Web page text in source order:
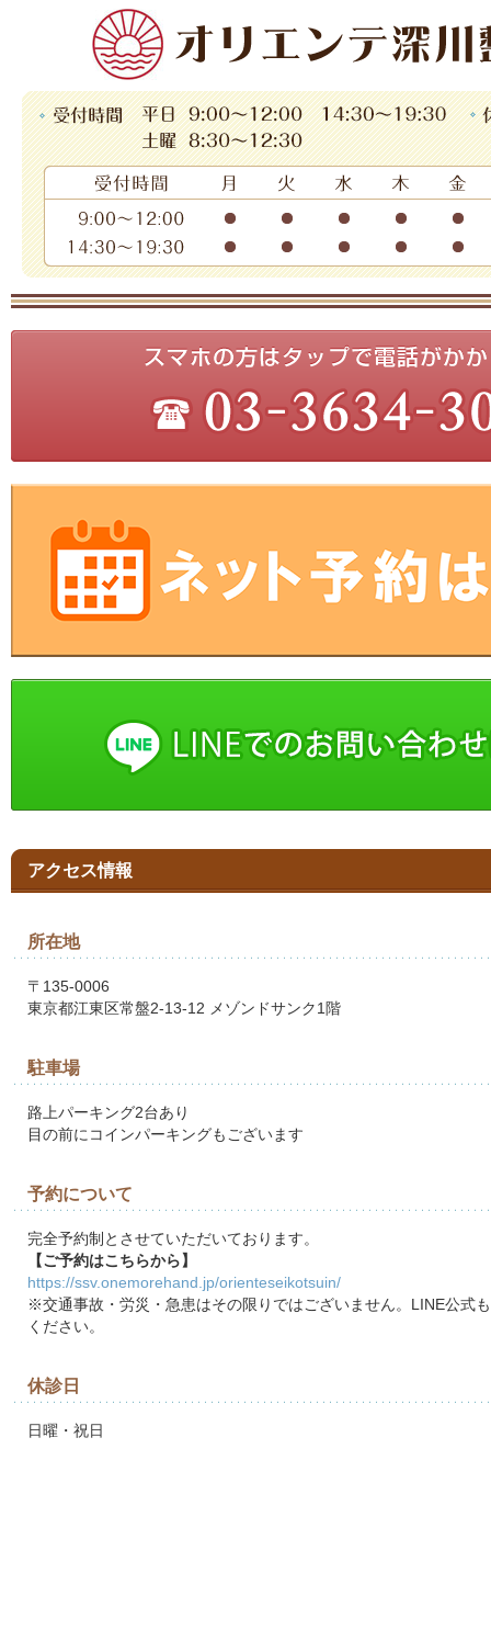
アクセス情報
所在地
〒135-0006
東京都江東区常盤2-13-12 メゾンドサンク1階
駐車場
路上パーキング2台あり
目の前にコインパーキングもございます
予約について
完全予約制とさせていただいております。
【ご予約はこちらから】
https://ssv.onemorehand.jp/orienteseikotsuin/
※交通事故・労災・急患はその限りではございません。LINE公式
ください。
休診日
日曜・祝日